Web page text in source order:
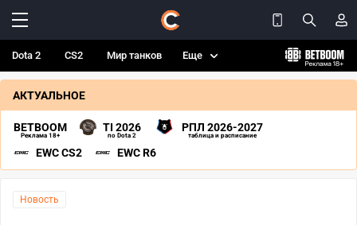
Dota 2 CS2 Мир танков Еще
АКТУАЛЬНОЕ
BETBOOM
Реклама 18+
TI 2026
по Dota 2
РПЛ 2026-2027
таблица и расписание
EWC CS2 EWC R6
Новость